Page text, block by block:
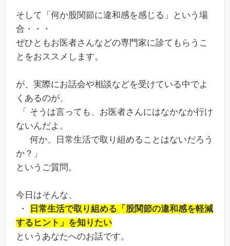
そして「何か股関節に違和感を感じる」という場
合・・・
ぜひともお医者さんなどの専門家に診てもらうこ
とをおススメします。
が、実際にお話会や相談などを受けている中でよ
くあるのが、
「 そうは言っても、お医者さんにはなかなか行け
ないんだよ。
何か、日常生活で取り組めることはないだろう
か？」
というご質問。
今日はそんな、
・
日常生活で取り組める「股関節の違和感を軽減
するヒント」を知りたい
というあなたへのお話です。